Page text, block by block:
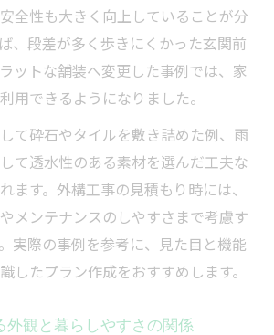
全性も大きく向上していることが分
、段差が多く歩きにくかった玄関前
ットな舗装へ変更した事例では、家
用できるようになりました。
て砕石やタイルを敷き詰めた例、雨
て透水性のある素材を選んだ工夫な
ます。外構工事の見積もり時には、
メンテナンスのしやすさまで考慮す
実際の事例を参考に、見た目と機能
したプラン作成をおすすめします。
外観と暮らしやすさの関係